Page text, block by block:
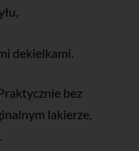
dekielkami.
bez
lakierze,